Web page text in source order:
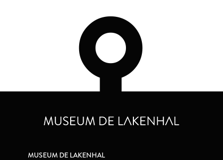
MUSEUM DE LAKENHAL